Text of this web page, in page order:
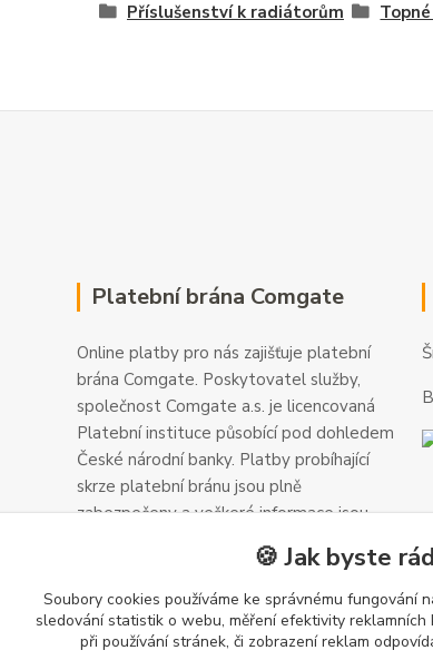
Příslušenství k radiátorům
Platební brána Comgate
Online platby pro nás zajišťuje platební
brána Comgate. Poskytovatel služby,
společnost Comgate a.s. je licencovaná
Platební instituce působící pod dohledem
České národní banky. Platby probíhající
skrze platební bránu jsou plně
zabezpečeny a veškeré informace jsou
šifrovány. Další informace a kontakty
🍪 Jak byste
Soubory cookies používáme ke správnému fungování
sledování statistik o webu, měření efektivity
při používání stránek, či zobrazení reklam